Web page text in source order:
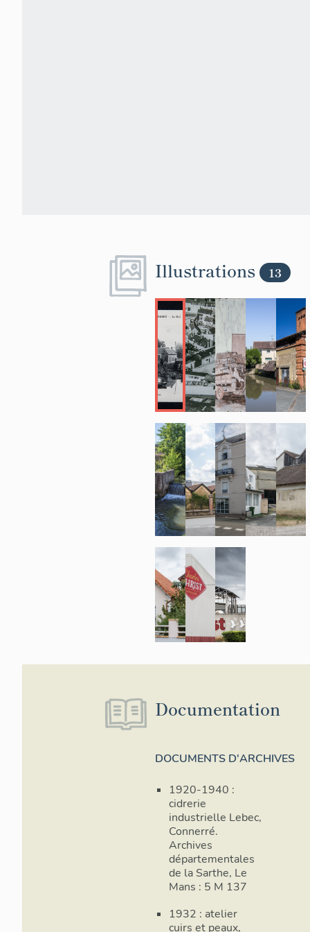
Illustrations 13
Documentation
DOCUMENTS D'ARCHIVES
1920-1940 :
cidrerie
industrielle Lebec,
Connerré.
Archives
départementales
de la Sarthe, Le
Mans : 5 M 137
1932 : atelier
cuirs et peaux,